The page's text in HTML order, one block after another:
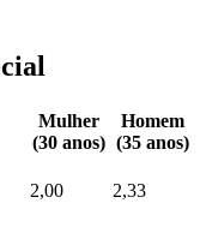
Mulher
(30 anos)
Homem
(35 anos)
2,00 2,33